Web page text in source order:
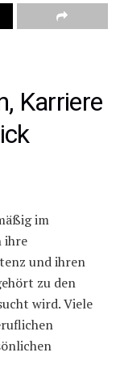
Karriere
im
ihre
und ihren
zu den
wird. Viele